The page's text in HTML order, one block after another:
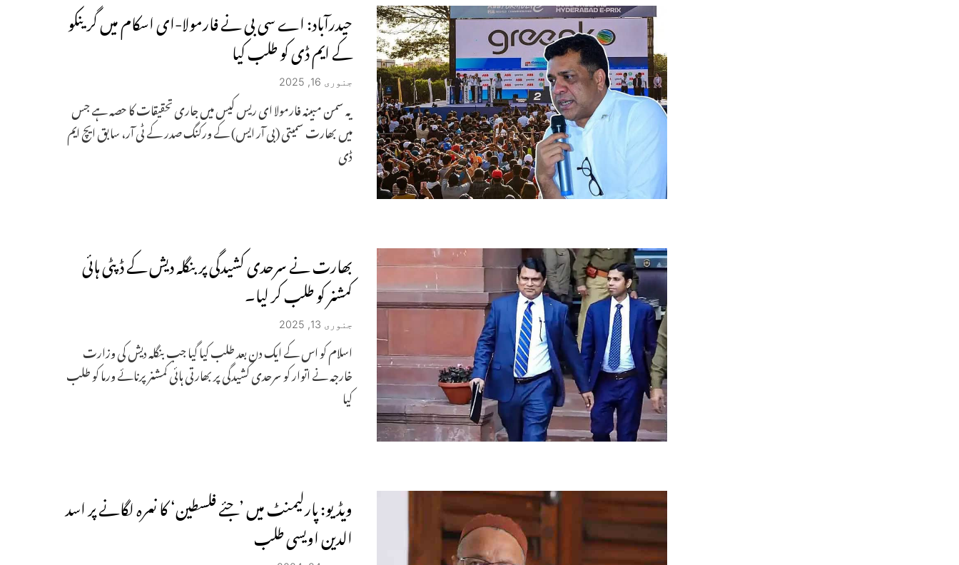
حیدرآباد: اے سی بی نے فارمولا-ای اسکام میں گرینکو
کے ایم ڈی کو طلب کیا
جنوری 16, 2025
یہ سمن مبینہ فارمولا ای ریس کیس میں جاری تحقیقات کا حصہ ہے جس
میں بھارت سمیتی (بی آر ایس) کے ورکنگ صدر کے ٹی آر، سابق ایچ ایم
ڈی
بھارت نے سرحدی کشیدگی پر بنگلہ دیش کے ڈپٹی ہائی
کمشنر کو طلب کر لیا۔
جنوری 13, 2025
اسلام کو اس کے ایک دن بعد طلب کیا گیا جب بنگلہ دیش کی وزارت
خارجہ نے اتوار کو سرحدی کشیدگی پر بھارتی ہائی کمشنر پرنائے ورما کو طلب
کیا
ویڈیو: پارلیمنٹ میں ’جئے فلسطین‘ کا نعرہ لگانے پر اسد
الدین اویسی طلب